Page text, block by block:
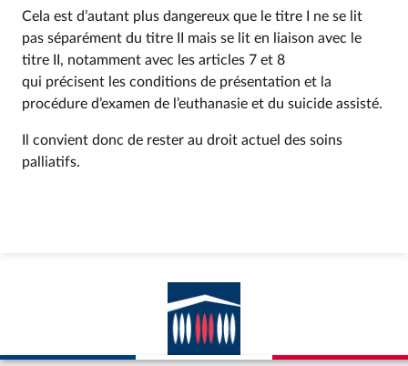
Cela est d’autant plus dangereux que le titre I ne se lit
pas séparément du titre II mais se lit en liaison avec le
titre II, notamment avec les articles 7 et 8
qui précisent les conditions de présentation et la
procédure d’examen de l’euthanasie et du suicide assisté.
Il convient donc de rester au droit actuel des soins
palliatifs.